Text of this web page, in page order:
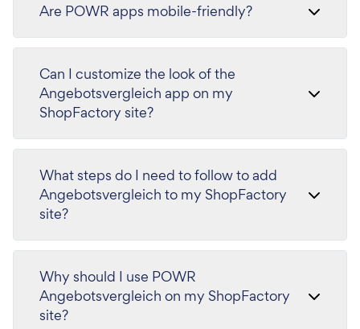
Are POWR apps mobile-friendly?
Can I customize the look of the
Angebotsvergleich app on my
ShopFactory site?
What steps do I need to follow to add
Angebotsvergleich to my ShopFactory
site?
Why should I use POWR
Angebotsvergleich on my ShopFactory
site?